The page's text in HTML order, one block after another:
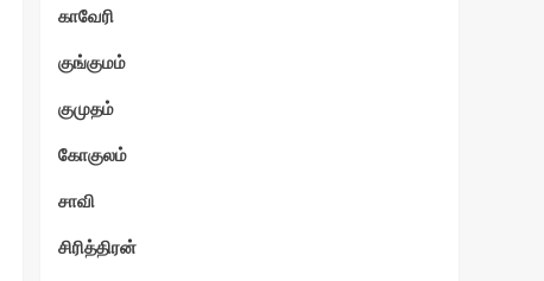
காவேரி
குங்குமம்
குமுதம்
கோகுலம்
சாவி
சிரித்திரன்